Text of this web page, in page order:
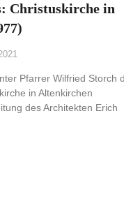
Christuskirche in
Pfarrer Wilfried Storch
in Altenkirchen
des Architekten Erich